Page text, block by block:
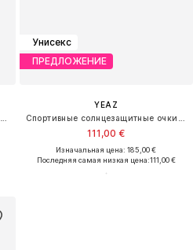
Унисекс
ПРЕДЛОЖЕНИЕ
YEAZ
111,00 €
Изначальная цена: 185,00 €
Последняя самая низкая цена:111,00 €